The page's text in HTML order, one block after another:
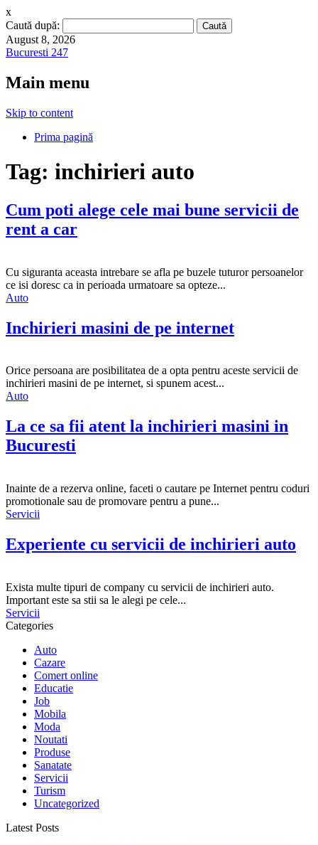
x
Caută după:
August 8, 2026
Bucuresti 247
Main menu
Skip to content
Prima pagină
Tag: inchirieri auto
Cum poti alege cele mai bune servicii de
rent a car
Cu siguranta aceasta intrebare se afla pe buzele tuturor persoanelor
ce isi doresc ca in perioada urmatoare sa opteze...
Auto
Inchirieri masini de pe internet
Orice persoana are posibilitatea de a opta pentru aceste servicii de
inchirieri masini de pe internet, si spunem acest...
Auto
La ce sa fii atent la inchirieri masini in
Bucuresti
Inainte de a rezerva online, faceti o cautare pe Internet pentru coduri
promotionale sau de promovare pentru a pune...
Servicii
Experiente cu servicii de inchirieri auto
Exista multe tipuri de company cu servicii de inchirieri auto.
Important este sa stii sa le alegi pe cele...
Servicii
Categories
Auto
Cazare
Comert online
Educatie
Job
Mobila
Moda
Noutati
Produse
Sanatate
Servicii
Turism
Uncategorized
Latest Posts